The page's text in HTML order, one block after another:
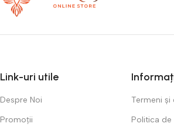
Link-uri utile
Despre Noi
Promoții
Termeni și
Politica de